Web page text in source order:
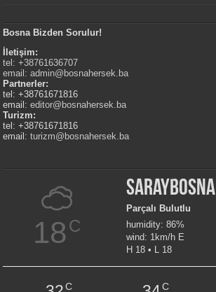
Bosna Bizden Sorulur!
İletişim:
tel: +38761636707
email:admin@bosnahersek.ba
Partnerler:
tel: +38761671816
email:editor@bosnahersek.ba
Turizm:
tel: +38761671816
email:turizm@bosnahersek.ba
18C
Saraybosna
Parçalı Bulutlu
humidity: 86%
wind: 1km/h E
H 18 • L 18
C C